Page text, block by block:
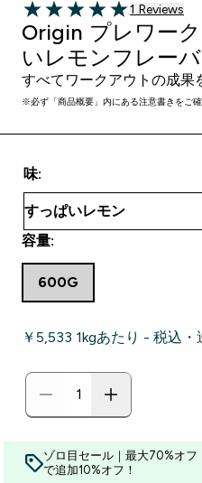
5 out of 5 stars
1 ＋件の口コ
1 Reviews
Origin プレワー
いレモンフレー
すべてワークアウトの成果
※必ず「商品概要」内にある注意書きをご確
味:
容量:
600G
￥5,533‎ 1kgあたり - 税込・
ゾロ目セール｜最大70%オフ
で追加10%オフ！